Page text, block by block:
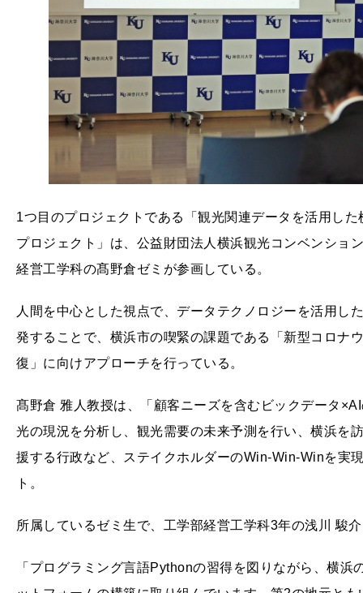
1つ目のプロジェクトである「観光関連データを活用し
プロジェクト」は、公益財団法人横浜観光コンベンショ
経営工学科の髙野倉ゼミが参画している。
人間を中心とした視点で、データテクノロジーを活用し
発することで、横浜市の喫緊の課題である「新型コロナ
復」に向けアプローチを行っている。
髙野倉 雅人教授は、「顧客ニーズを含むビックデータ
光の現況を分析し、観光需要の未来予測を行い、横浜を
援する行政など、ステイクホルダーのWin-Win-Winを実
ト。
所属しているゼミ生で、工学部経営工学科3年の浅川 駿
「プログラミング言語Pythonの習得を図りながら、横